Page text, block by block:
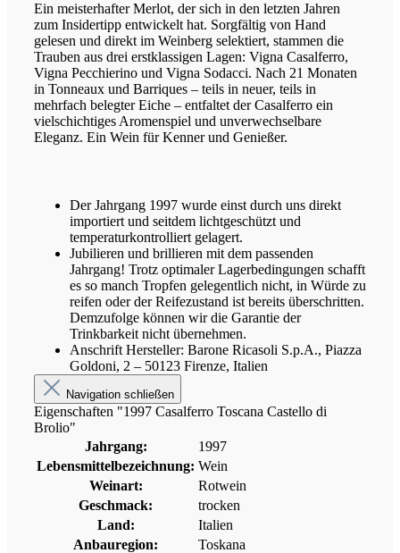
Ein meisterhafter Merlot, der sich in den letzten Jahren
zum Insidertipp entwickelt hat. Sorgfältig von Hand
gelesen und direkt im Weinberg selektiert, stammen die
Trauben aus drei erstklassigen Lagen: Vigna Casalferro,
Vigna Pecchierino und Vigna Sodacci. Nach 21 Monaten
in Tonneaux und Barriques – teils in neuer, teils in
mehrfach belegter Eiche – entfaltet der Casalferro ein
vielschichtiges Aromenspiel und unverwechselbare
Eleganz. Ein Wein für Kenner und Genießer.
Der Jahrgang 1997 wurde einst durch uns direkt
importiert und seitdem lichtgeschützt und
temperaturkontrolliert gelagert.
Jubilieren und brillieren mit dem passenden
Jahrgang! Trotz optimaler Lagerbedingungen schafft
es so manch Tropfen gelegentlich nicht, in Würde zu
reifen oder der Reifezustand ist bereits überschritten.
Demzufolge können wir die Garantie der
Trinkbarkeit nicht übernehmen.
Anschrift Hersteller: Barone Ricasoli S.p.A., Piazza
Goldoni, 2 – 50123 Firenze, Italien
Navigation schließen
Eigenschaften "1997 Casalferro Toscana Castello di
Brolio"
Jahrgang:
1997
Lebensmittelbezeichnung: Wein
Weinart:
Rotwein
Geschmack:
trocken
Land:
Italien
Anbauregion:
Toskana